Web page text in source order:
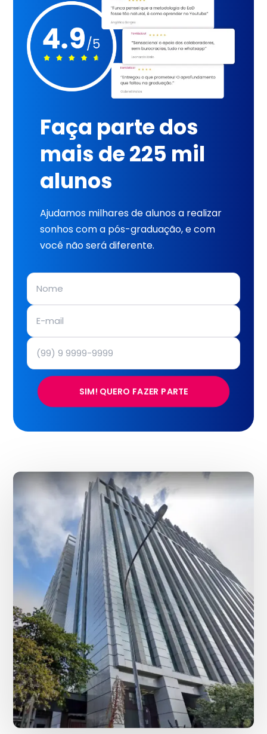
Faça parte dos
mais de 225 mil
alunos
Ajudamos milhares de alunos a realizar
sonhos com a pós-graduação, e com
você não será diferente.
SIM! QUERO FAZER PARTE